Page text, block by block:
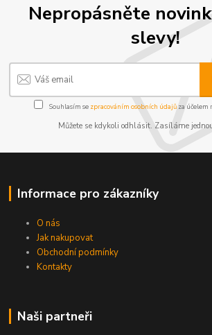
Nepropásněte
slevy!
Souhlasím se zpracováním osobních údajůza účelem
Můžete se kdykoli odhlásit. Zasíláme
Informace pro zákazníky
O nás
Jak nakupovat
Obchodní podmínky
Kontakty
Naši partneři